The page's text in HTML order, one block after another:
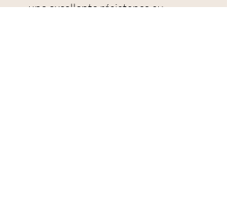
une excellente résistance au